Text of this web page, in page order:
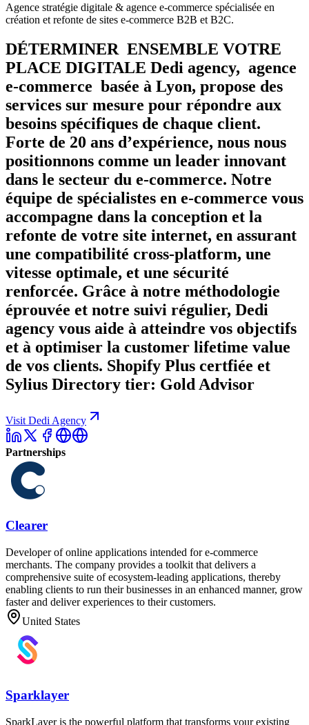
Agence stratégie digitale & agence e-commerce spécialisée en
création et refonte de sites e-commerce B2B et B2C.
DÉTERMINER ENSEMBLE VOTRE
PLACE DIGITALE Dedi agency, agence
e-commerce basée à Lyon, propose des
services sur mesure pour répondre aux
besoins spécifiques de chaque client.
Forte de 20 ans d’expérience, nous nous
positionnons comme un leader innovant
dans le secteur du e-commerce. Notre
équipe de spécialistes en e-commerce vous
accompagne dans la conception et la
refonte de votre site internet, en assurant
une compatibilité cross-platform, une
vitesse optimale, et une sécurité
renforcée. Grâce à notre méthodologie
éprouvée et notre suivi régulier, Dedi
agency vous aide à atteindre vos objectifs
et à optimiser la customer lifetime value
de vos clients. Shopify Plus certfiée et
Sylius Directory tier: Gold Advisor
Visit Dedi Agency
Partnerships
Clearer
Developer of online applications intended for e-commerce
merchants. The company provides a toolkit that delivers a
comprehensive suite of ecosystem-leading applications, thereby
enabling clients to run their businesses in an enhanced manner, grow
faster and deliver experiences to their customers.
United States
Sparklayer
SparkLayer is the powerful platform that transforms your existing